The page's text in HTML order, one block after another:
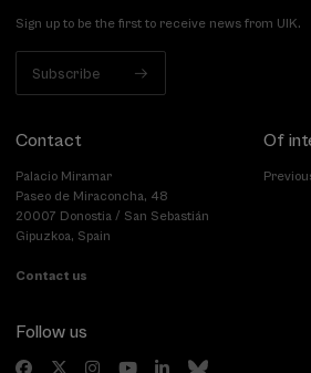
Sign up to be the first to receive news from UIK.
Subscribe
Contact
Palacio Miramar
Paseo de Miraconcha, 48
20007 Donostia / San Sebastián
Gipuzkoa, Spain
Contact us
Of
Follow us